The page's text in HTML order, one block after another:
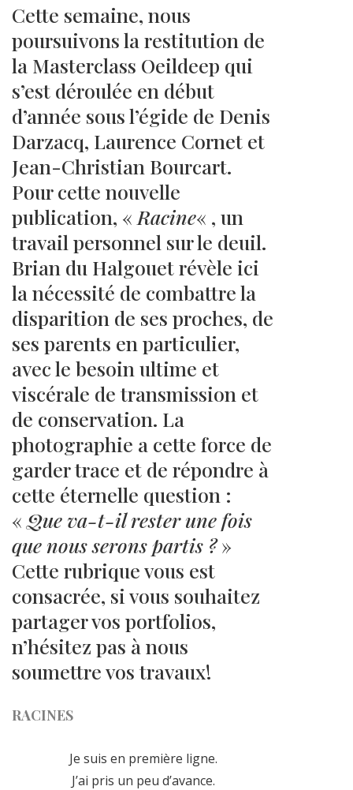
Cette semaine, nous
poursuivons la restitution de
la Masterclass Oeildeep qui
s’est déroulée en début
d’année sous l’égide de Denis
Darzacq, Laurence Cornet et
Jean-Christian Bourcart.
Pour cette nouvelle
publication, « Racine« , un
travail personnel sur le deuil.
Brian du Halgouet révèle ici
la nécessité de combattre la
disparition de ses proches, de
ses parents en particulier,
avec le besoin ultime et
viscérale de transmission et
de conservation. La
photographie a cette force de
garder trace et de répondre à
cette éternelle question :
« Que va-t-il rester une fois
que nous serons partis ?»
Cette rubrique vous est
consacrée, si vous souhaitez
partager vos portfolios,
n’hésitez pas à nous
soumettre vos travaux!
RACINES
Je suis en première ligne.
J’ai pris un peu d’avance.